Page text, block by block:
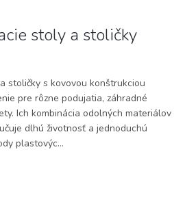
stoly a stoličky
stoličky s kovovou konštrukciou
pre rôzne podujatia, záhradné
Ich kombinácia odolných materiálov
dlhú životnosť a jednoduchú
plastovýc...